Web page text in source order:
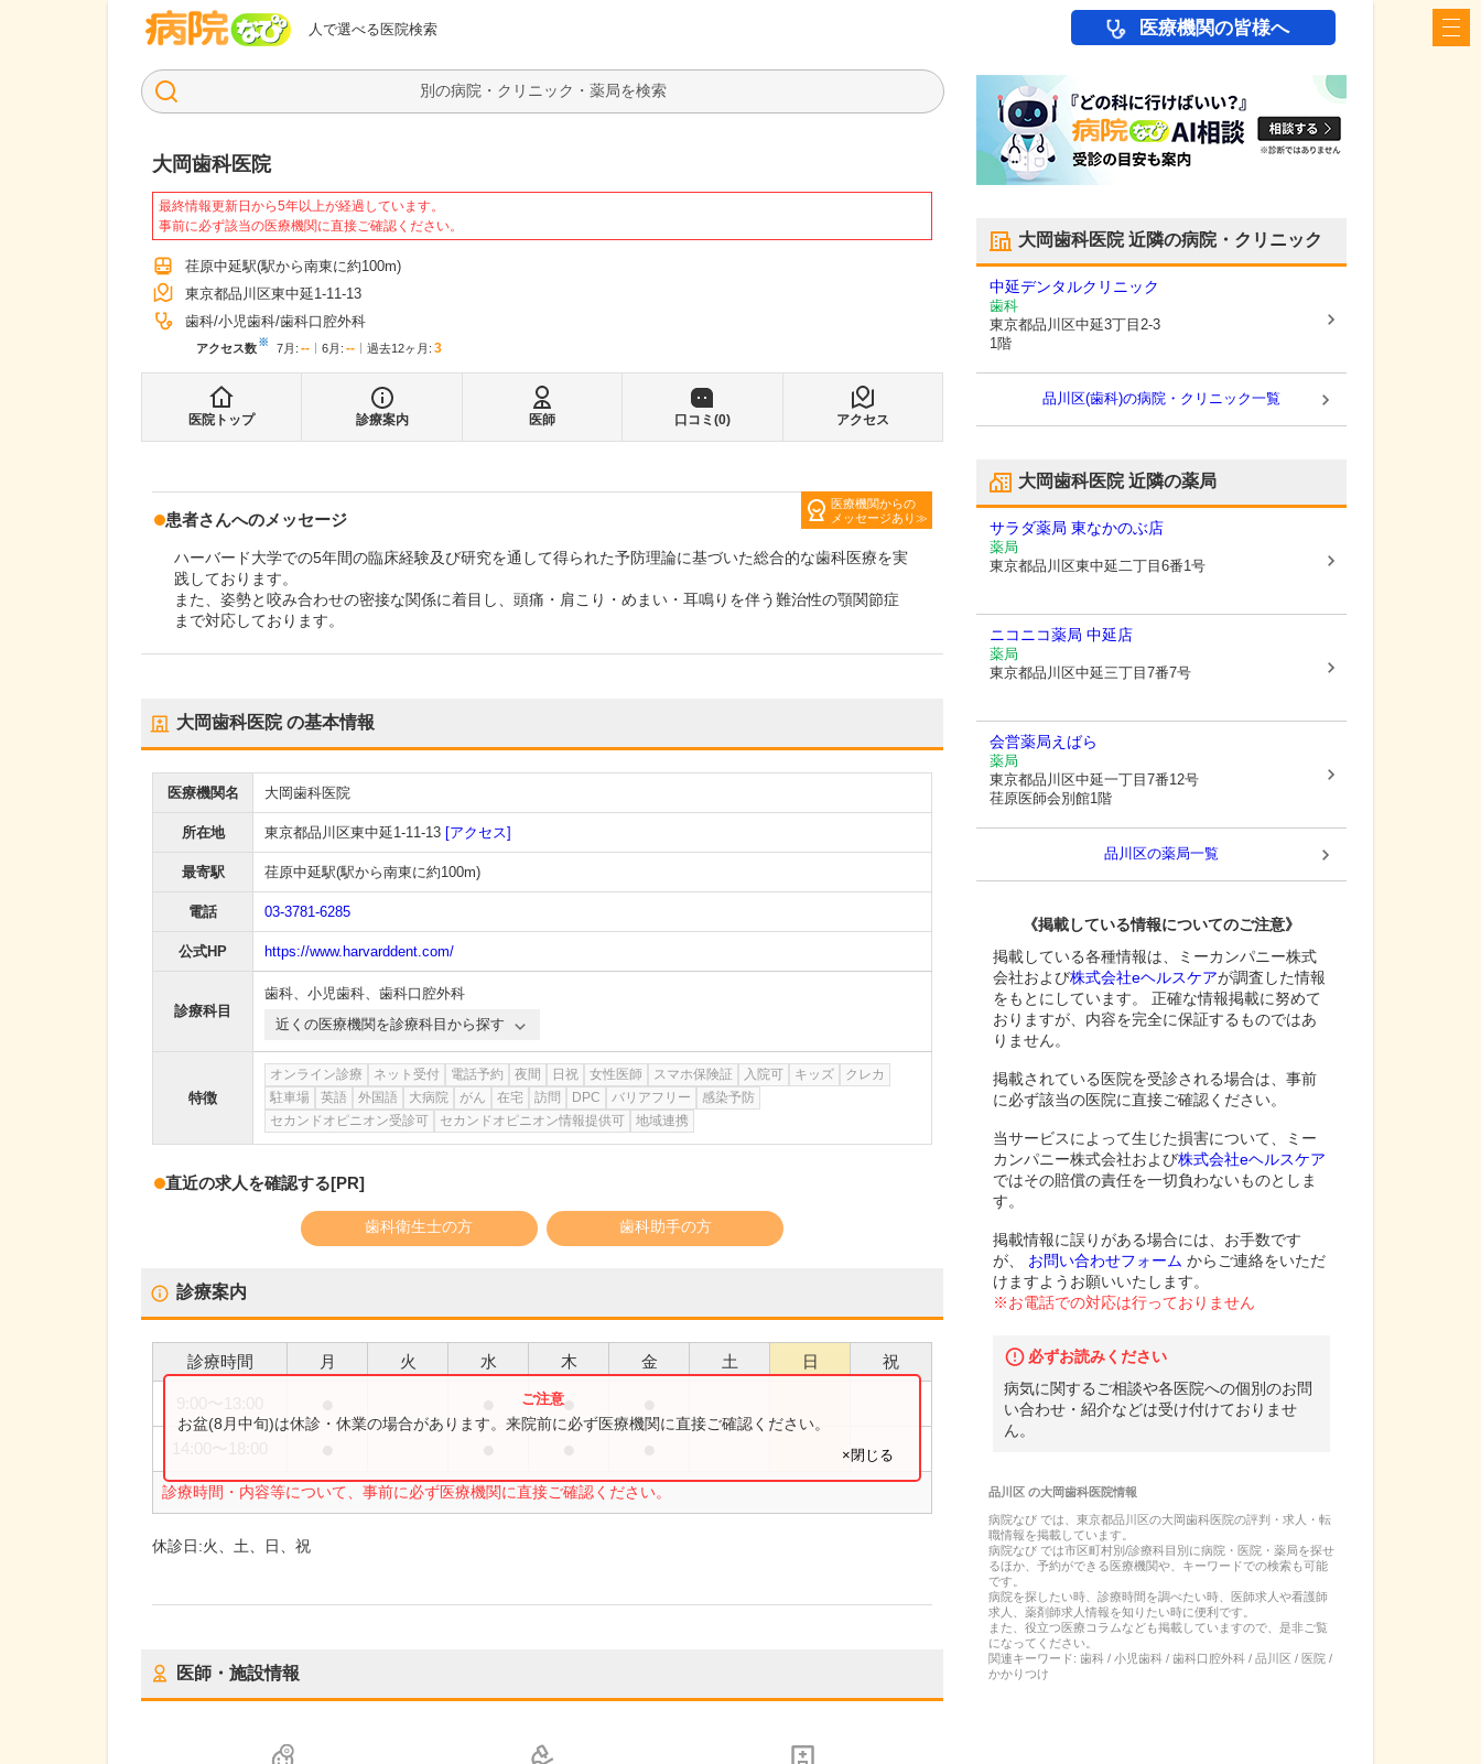
人で選べる医院検索
病院なび 医療機関の皆様へ
検索
大岡歯科医院
最終情報更新日から5年以上が経過しています。
事前に必ず該当の医療機関に直接ご確認ください。
荏原中延駅(駅から南東に約100m)
東京都品川区東中延1-11-13
歯科 小児歯科 歯科口腔外科
アクセス数※ 7月 : -- 6月 : -- 過去12ヶ月: 3
医院トップ 診療案内 医師 口コミ(0) アクセス
医療機関からの
メッセージあり
患者さんへのメッセージ
ハーバード大学での5年間の臨床経験及び研究を通して得られた予防理論に基づいた総合的な歯科医療を実
践しております。
また、姿勢と咬み合わせの密接な関係に着目し、頭痛・肩こり・めまい・耳鳴りを伴う難治性の顎関節症
まで対応しております。
大岡歯科医院の基本情報
医療機関名 大岡歯科医院
所在地 東京都品川区東中延1-11-13 [アクセス]
最寄駅 荏原中延駅(駅から南東に約100m)
電話 03-3781-6285
公式HP https://www.harvarddent.com/
診療科目
歯科、 小児歯科、 歯科口腔外科
近くの医療機関を診療科目から探す
特徴
オンライン診療 ネット受付 電話予約 夜間 日祝 女性医師 スマホ保険証 入院可 キッズ
クレカ
駐車場
英語 外国語 大病院 がん 在宅 訪問 DPC バリアフリー
感染予防
セカンドオピニオン受診可
セカンドオピニオン情報提供可 地域連携
直近の求人を確認する[PR]
歯科衛生士の方 歯科助手の方
診療案内
診療時間 月 火 水 木 金 土 日 祝
●
診療時間・内容等について、事前に必ず医療機関に直接ご確認ください。
お盆(8月中旬)は休診・休業の場合があります。来院前に必ず医療機関に直接ご確認ください。
×閉じる
休診日:火、土、日、祝
医師・施設情報
大岡歯科医院近隣の病院・クリニック
中延デンタルクリニック
歯科
東京都品川区中延3丁目2-3
1階
品川区(歯科)の病院・クリニック一覧
大岡歯科医院近隣の薬局
サラダ薬局 東なかのぶ店
薬局
東京都品川区東中延二丁目6番1号
ニコニコ薬局 中延店
薬局
東京都品川区中延三丁目7番7号
会営薬局えばら
薬局
東京都品川区中延一丁目7番12号
荏原医師会別館1階
品川区の薬局一覧
《掲載している情報についてのご注意》
掲載している各種情報は、ミーカンパニー株式
会社および株式会社eヘルスケアが調査した情報
をもとにしています。 正確な情報掲載に努めて
おりますが、内容を完全に保証するものではあ
りません。
掲載されている医院を受診される場合は、事前
に必ず該当の医院に直接ご確認ください。
当サービスによって生じた損害について、ミー
カンパニー株式会社および株式会社eヘルスケア
ではその賠償の責任を一切負わないものとしま
す。
掲載情報に誤りがある場合には、お手数です
が、
お問い合わせフォーム からご連絡をいただ
けますようお願いいたします。
※お電話での対応は行っておりません
必ずお読みください
病気に関するご相談や各医院への個別のお問
い合わせ・紹介などは受け付けておりませ
ん。
品川区の大岡歯科医院情報
病院なび では、 東京都品川区の大岡歯科医院の評判・求人・転
職情報を掲載しています。
病院なび では市区町村別/診療科目別に病院・医院・薬局を探せ
るほか、予約ができる医療機関や、キーワードでの検索も可能
です。
病院を探したい時、診療時間を調べたい時、医師求人や看護師
求人、薬剤師求人情報を知りたい時に便利です。
また、役立つ医療コラムなども掲載していますので、是非ご覧
になってください。
関連キーワード: 歯科 / 小児歯科 / 歯科口腔外科 / 品川区 / 医院 /
かかりつけ